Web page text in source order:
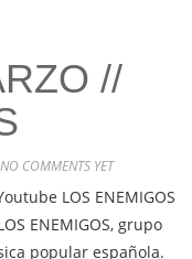
//
NO COMMENTS YET
LOS ENEMIGOS
ENEMIGOS, grupo
popular española.